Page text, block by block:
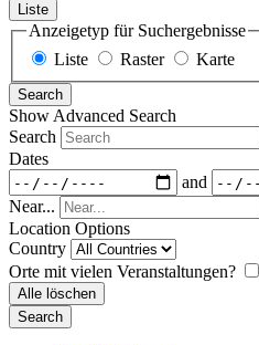
Liste
Anzeigetyp für Suchergebnisse
Liste
Raster Karte
Search
Show Advanced Search
Search
Dates
and
Near...
Location Options
Country
Orte mit vielen Veranstaltungen?
Alle löschen
Search